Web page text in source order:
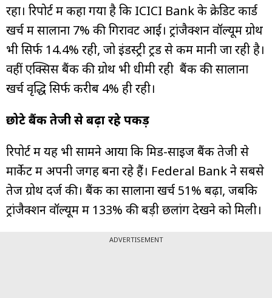
रहा। रिपोर्ट में कहा गया है कि ICICI Bank के क्रेडिट कार्ड
खर्च में सालाना 7% की गिरावट आई। ट्रांजैक्शन वॉल्यूम ग्रोथ
भी सिर्फ 14.4% रही, जो इंडस्ट्री ट्रेंड से कम मानी जा रही है।
वहीं एक्सिस बैंक की ग्रोथ भी धीमी रही बैंक की सालाना
खर्च वृद्धि सिर्फ करीब 4% ही रही।
छोटे बैंक तेजी से बढ़ा रहे पकड़
रिपोर्ट में यह भी सामने आया कि मिड-साइज बैंक तेजी से
मार्केट में अपनी जगह बना रहे हैं। Federal Bank ने सबसे
तेज ग्रोथ दर्ज की। बैंक का सालाना खर्च 51% बढ़ा, जबकि
ट्रांजैक्शन वॉल्यूम में 133% की बड़ी छलांग देखने को मिली।
ADVERTISEMENT